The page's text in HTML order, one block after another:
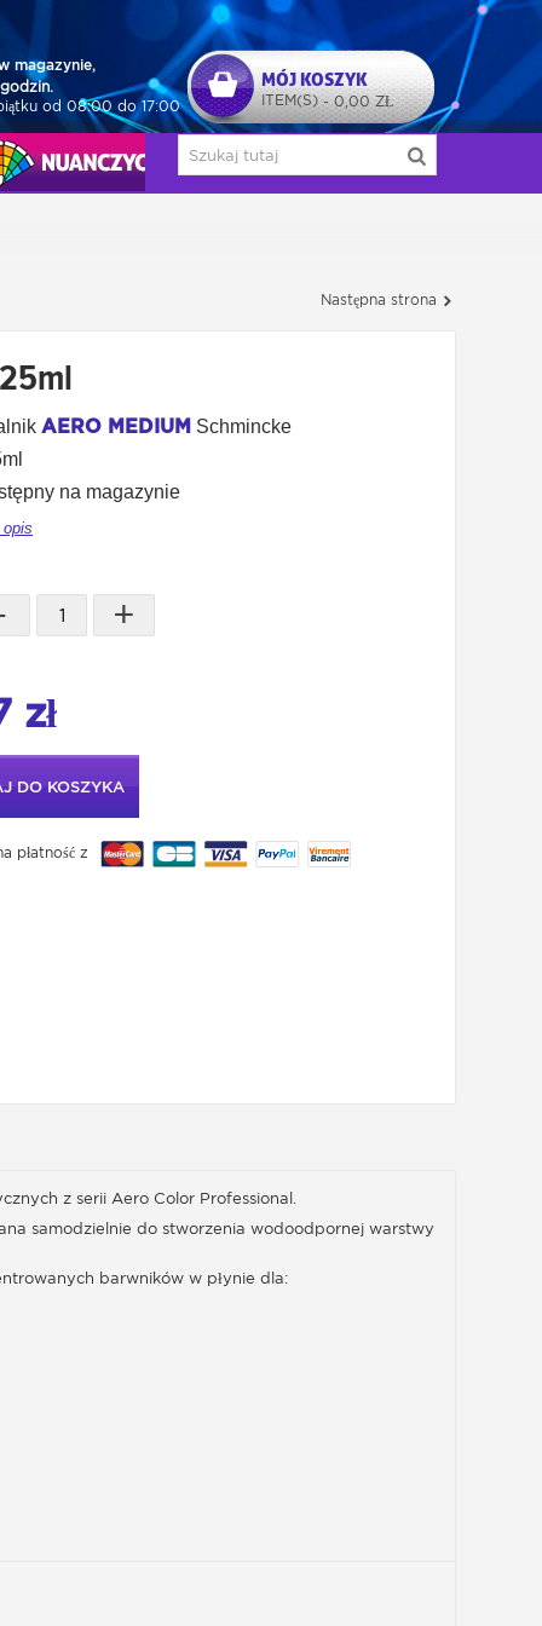
MÓJ KOSZYK
ITEM(S) - 0,00 ZŁ
magazynie,
od 08:00 do 17:00
NUAŃCZYCY
Następna strona
AERO MEDIUM Schmincke
na magazynie
opis
+
zł
DO KOSZYKA
płatność z
z serii Aero Color Professional.
samodzielnie do stworzenia wodoodpornej warstwy
barwników w płynie dla: